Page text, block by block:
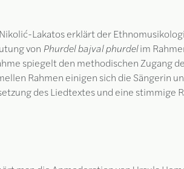
Lakatos erklärt der
von Phurdel bajval phurdelim
spiegelt den methodischen Zugang
Rahmen einigen sich die Sängerin
des Liedtextes und eine stimmige